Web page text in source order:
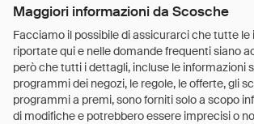
Maggiori informazioni da Scosche
Facciamo il possibile di assicurarci che tutte le
riportate qui e nelle domande frequenti siano
però che tutti i dettagli, incluse le informazioni
programmi dei negozi, le regole, le offerte, gli
programmi a premi, sono forniti solo a scopo
di modifiche e potrebbero essere imprecisi o